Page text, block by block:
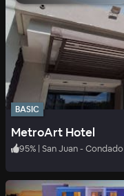
BASIC
MetroArt Hotel
95% | San Juan - Condado